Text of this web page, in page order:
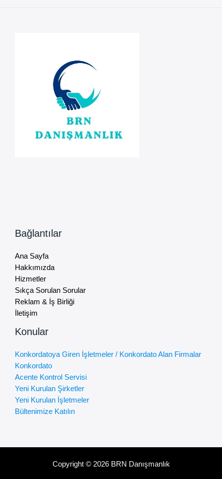
Bağlantılar
Ana Sayfa
Hakkımızda
Hizmetler
Sıkça Sorulan Sorular
Reklam & İş Birliği
İletişim
Konular
Konkordatoya Giren İşletmeler / Konkordato Alan Firmalar
Konkordato
Acente Kontrol Servisi
Yeni Kurulan Şirketler
Yeni Kurulan İşletmeler
Bültenimize Katılın
Copyright © 2026 BRN Danışmanlık